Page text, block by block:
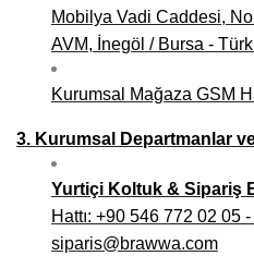
Mobilya Vadi Caddesi,
AVM, İnegöl / Bursa -
Kurumsal Mağaza GSM
3. Kurumsal Departmanlar
Yurtiçi Koltuk & Sipariş
Hattı: +90 546 772 02 05
siparis@brawwa.com